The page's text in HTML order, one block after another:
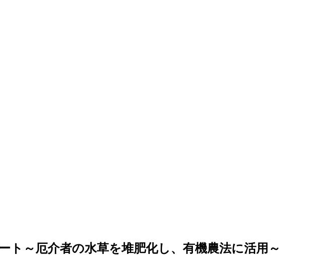
ト～厄介者の水草を堆肥化し、有機農法に活用～